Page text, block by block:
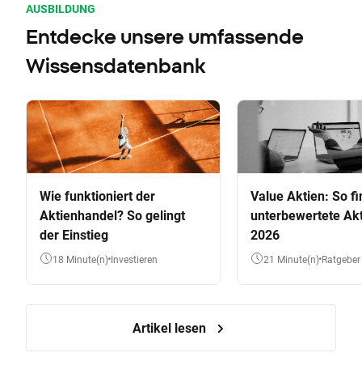
AUSBILDUNG
Entdecke unsere umfassende
Wissensdatenbank
Wie funktioniert der
Aktienhandel? So gelingt
der Einstieg
18 Minute(n) Investieren
Value Aktien: So
unterbewertete
2026
21 Minute(n) Ratgeber
Artikel lesen